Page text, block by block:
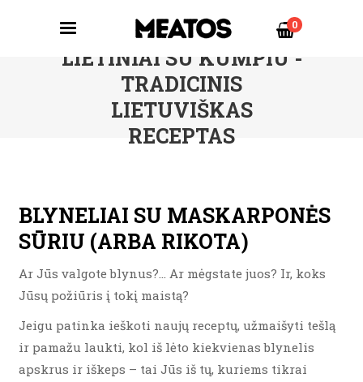
0
LIETINIAI SU KUMPIU -
TRADICINIS
LIETUVIŠKAS
RECEPTAS
BLYNELIAI SU MASKARPONĖS
SŪRIU (ARBA RIKOTA)
Ar Jūs valgote blynus?… Ar mėgstate juos? Ir, koks
Jūsų požiūris į tokį maistą?
Jeigu patinka ieškoti naujų receptų, užmaišyti tešlą
ir pamažu laukti, kol iš lėto kiekvienas blynelis
apskrus ir iškeps – tai Jūs iš tų, kuriems tikrai